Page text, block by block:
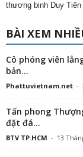
thương binh Duy Tiên
BÀI XEM
Cô phóng viên
bản...
Phattuvietnam.net -
Tấn phong
đặt đá...
BTV TP.HCM - 13